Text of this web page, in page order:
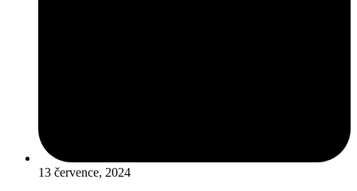
13 července, 2024